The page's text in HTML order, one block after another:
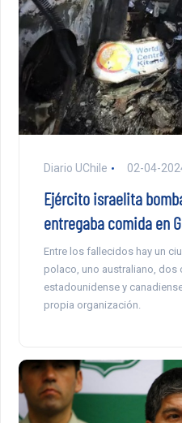
Diario UChile 02-04-
Ejército israelita
entregaba comida en
Entre los fallecidos hay un
polaco, uno australiano, dos
estadounidense y
propia organización.